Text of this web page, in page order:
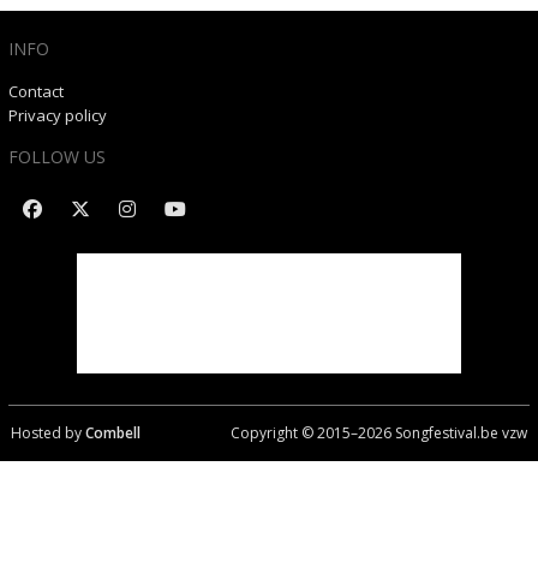
INFO
Contact
Privacy policy
FOLLOW US
Hosted byCombell Copyright © 2015–2026Songfestival.be vzw